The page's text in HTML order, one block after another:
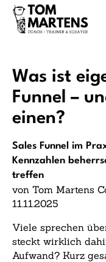
Was ist
Funnel –
einen?
Sales Funnel im
Kennzahlen
treffen
von Tom Martens
11.11.2025
Viele sprechen
steckt wirklich
Aufwand? Kurz